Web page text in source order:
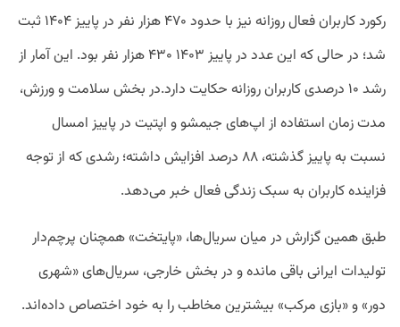
رکورد کاربران فعال روزانه نیز با حدود ۴۷۰ هزار نفر در پاییز ۱۴۰۴ ثبت
شد؛ در حالی که این عدد در پاییز ۱۴۰۳ ۴۳۰ هزار نفر بود. این آمار از
رشد ۱۰ درصدی کاربران روزانه حکایت دارد.در بخش سلامت و ورزش،
مدت زمان استفاده از اپ‌های جیمشو و اپتیت در پاییز امسال
نسبت به پاییز گذشته، ۸۸ درصد افزایش داشته؛ رشدی که از توجه
فزاینده کاربران به سبک زندگی فعال خبر می‌دهد.
طبق همین گزارش در میان سریال‌ها، «پایتخت» همچنان پرچم‌دار
تولیدات ایرانی باقی مانده و در بخش خارجی، سریال‌های «شهری
دور» و «بازی مرکب» بیشترین مخاطب را به خود اختصاص داده‌اند.